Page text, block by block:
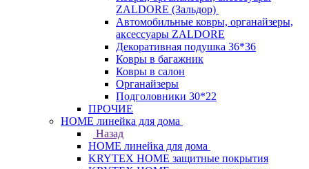
ZALDORE (Зальдор)
Автомобильные ковры, органайзеры,
аксессуары ZALDORE
Декоративная подушка 36*36
Ковры в багажник
Ковры в салон
Органайзеры
Подголовники 30*22
ПРОЧИЕ
HOME линейка для дома
Назад
HOME линейка для дома
KRYTEX HOME защитные покрытия